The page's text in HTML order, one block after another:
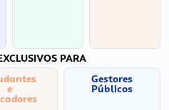
PARA
e
Gestores
Públicos